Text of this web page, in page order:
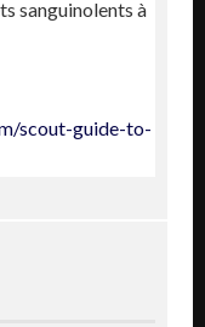
sanguinolents à
scout-guide-to-